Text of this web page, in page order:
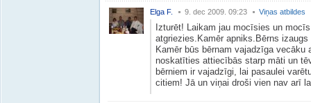
Elga F. 9. dec 2009. 09:23 Viņas atbildes
Izturēt! Laikam jau mocīsies un
atgriezies.Kamēr apniks.Bērns
Kamēr būs bērnam vajadzīga
noskatīties attiecībās starp māti un
bērniem ir vajadzīgi, lai pasaulei
citiem! Jā un viņai droši vien nav arī